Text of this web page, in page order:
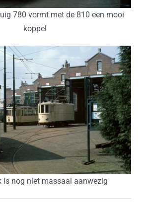
780 vormt met de 810 een mooi
koppel
is nog niet massaal aanwezig